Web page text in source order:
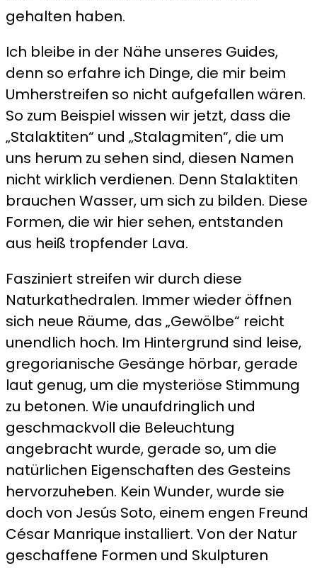
gehalten haben.
Ich bleibe in der Nähe unseres Guides,
denn so erfahre ich Dinge, die mir beim
Umherstreifen so nicht aufgefallen wären.
So zum Beispiel wissen wir jetzt, dass die
„Stalaktiten“ und „Stalagmiten“, die um
uns herum zu sehen sind, diesen Namen
nicht wirklich verdienen. Denn Stalaktiten
brauchen Wasser, um sich zu bilden. Diese
Formen, die wir hier sehen, entstanden
aus heiß tropfender Lava.
Fasziniert streifen wir durch diese
Naturkathedralen. Immer wieder öffnen
sich neue Räume, das „Gewölbe“ reicht
unendlich hoch. Im Hintergrund sind leise,
gregorianische Gesänge hörbar, gerade
laut genug, um die mysteriöse Stimmung
zu betonen. Wie unaufdringlich und
geschmackvoll die Beleuchtung
angebracht wurde, gerade so, um die
natürlichen Eigenschaften des Gesteins
hervorzuheben. Kein Wunder, wurde sie
doch von Jesús Soto, einem engen Freund
César Manrique installiert. Von der Natur
geschaffene Formen und Skulpturen